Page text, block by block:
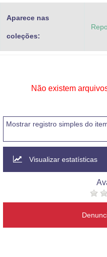
Aparece nas
coleções:
Não existem
Mostrar registro simples do
Visualizar estatísticas